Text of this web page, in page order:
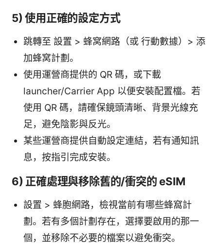
5) 使用正確的設定方式
跳轉至 設置 > 蜂窝網路（或 行動數據）> 添
加蜂窝計劃。
使用運營商提供的 QR 碼，或下載
launcher/Carrier App 以便安裝配置檔。若
使用 QR 碼，請確保鏡頭清晰、背景光線充
足，避免陰影與反光。
某些運營商提供自動設定連結，若有通知訊
息，按指引完成安裝。
6) 正確處理與移除舊的/衝突的 eSIM
設置 > 蜂胞網路，檢視當前有哪些蜂窩計
劃。若有多個計劃存在，選擇要啟用的那一
個，並移除不必要的檔案以避免衝突。